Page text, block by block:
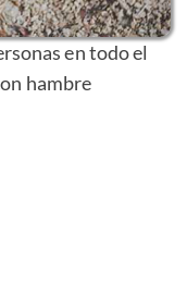
en todo el
hambre